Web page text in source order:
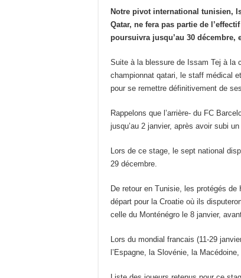
Notre pivot international tunisien,
Qatar, ne fera pas partie de
poursuivra jusqu’au 30 décembre,
Suite à la blessure de Issam Tej à la
championnat qatari, le staff médical
pour se remettre définitivement de
Rappelons que l’arrière- du FC
jusqu’au 2 janvier, après avoir subi
Lors de ce stage, le sept national
29 décembre.
De retour en Tunisie, les protégés de
départ pour la Croatie où ils
celle du Monténégro le 8 janvier,
Lors du mondial francais (11-29
l’Espagne, la Slovénie, la Macédoine,